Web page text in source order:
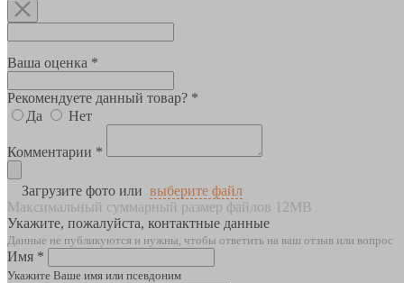
Ваша оценка *
Рекомендуете данный товар? *
Да
Нет
Комментарии *
Загрузите фото или выберите файл
Максимальный суммарный размер файлов 12MB
Укажите, пожалуйста, контактные данные
Данные не публикуются и нужны, чтобы ответить на ваш отзыв или вопрос
Имя *
Укажите Ваше имя или псевдоним